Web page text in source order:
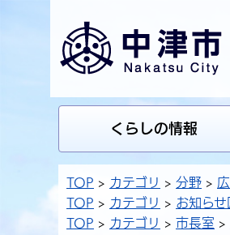
くらしの情報
TOP カテゴリ 分野
TOP
カテゴリ お知らせ
TOP
カテゴリ 市長室